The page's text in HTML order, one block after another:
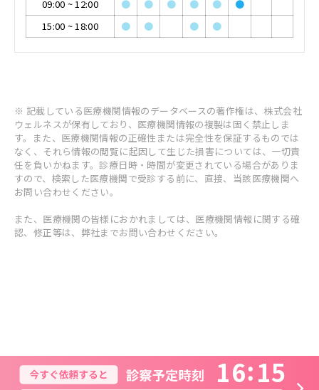
09:00 ~12:00 ● ● ● ● ●
●
15:00 ~18:00 ● ● ● ●
※ 記載している医療機関情報のデータベースの著作権は、株式会社
ウェルネスが保有しており、医療機関情報の複製は固く禁止しま
す。また、医療機関情報の正確性または完全性を保証するものでは
なく、それら情報の閲覧に起因して生じた損害については、一切責
任を負いかねます。診療日時・時間が変更されている場合がありま
すので、検索した医療機関で受診する前に、直接、当該医療機関へ
お問い合わせください。
また、医療機関の皆様におかれましては、医療機関情報に関する確
認、修正等は、弊社までお問い合わせください。
16 15